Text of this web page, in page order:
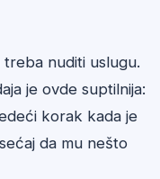
nuditi uslugu.
je ovde suptilnija:
korak kada je
da mu nešto